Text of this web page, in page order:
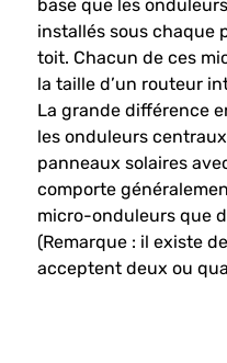
base que les
installés sous chaque
toit. Chacun de ces
la taille d’un routeur
La grande différence
les onduleurs
panneaux solaires
comporte
micro-onduleurs que
(Remarque : il existe
acceptent deux ou